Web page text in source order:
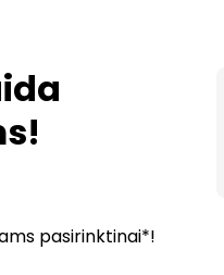
pasirinktinai*!